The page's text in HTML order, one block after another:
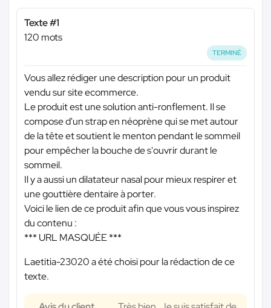
Texte #1
120 mots
TERMINÉ
Vous allez rédiger une description pour un produit
vendu sur site ecommerce.
Le produit est une solution anti-ronflement. Il se
compose d'un strap en néoprène qui se met autour
de la tête et soutient le menton pendant le sommeil
pour empêcher la bouche de s'ouvrir durant le
sommeil.
Il y a aussi un dilatateur nasal pour mieux respirer et
une gouttière dentaire à porter.
Voici le lien de ce produit afin que vous vous inspirez
du contenu :
*** URL MASQUÉE ***
Laetitia-23020 a été choisi pour la rédaction de ce
texte.